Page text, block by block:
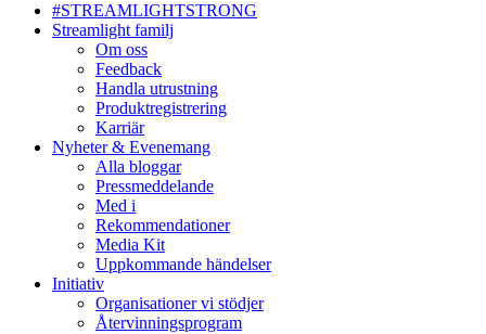
#STREAMLIGHTSTRONG
Streamlight familj
Om oss
Feedback
Handla utrustning
Produktregistrering
Karriär
Nyheter & Evenemang
Alla bloggar
Pressmeddelande
Med i
Rekommendationer
Media Kit
Uppkommande händelser
Initiativ
Organisationer vi stödjer
Återvinningsprogram